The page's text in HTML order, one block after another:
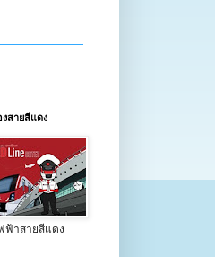
สายสีแดง
ฟ้าสายสีแดง